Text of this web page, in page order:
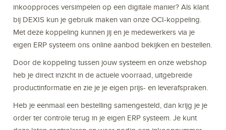
inkoopproces versimpelen op een digitale manier? Als klant
bij DEXIS kun je gebruik maken van onze OCI-koppeling.
Met deze koppeling kunnen jij en je medewerkers via je
eigen ERP systeem ons online aanbod bekijken en bestellen.
Door de koppeling tussen jouw systeem en onze webshop
heb je direct inzicht in de actuele voorraad, uitgebreide
productinformatie en zie je je eigen prijs- en leverafspraken.
Heb je eenmaal een bestelling samengesteld, dan krijg je je
order ter controle terug in je eigen ERP systeem. Je kunt